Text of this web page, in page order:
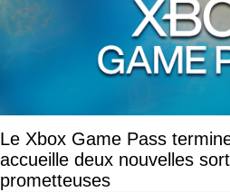
Le Xbox Game Pass
accueille deux nouvelles
prometteuses